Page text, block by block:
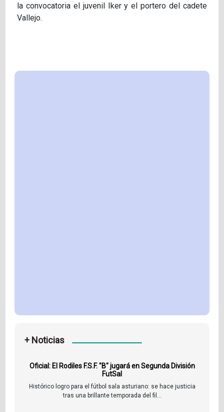
la convocatoria el juvenil Iker y el portero del cadete
Vallejo.
+ Noticias
Oficial: El Rodiles F.S.F. "B" jugará en Segunda División
FutSal
Histórico logro para el fútbol sala asturiano: se hace justicia
tras una brillante temporada del fil...